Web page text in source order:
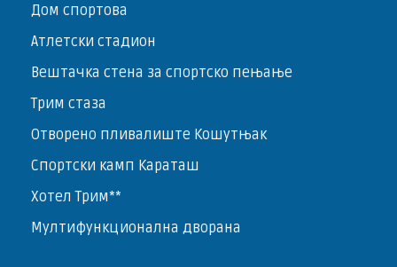
Дом спортова
Атлетски стадион
Вештачка стена за спортско пењање
Трим стаза
Отворено пливалиште Кошутњак
Спортски камп Караташ
Хотел Трим**
Мултифункционална дворана